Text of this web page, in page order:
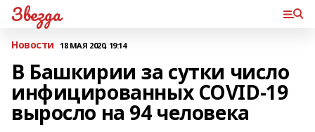
Звезда
Новости 18 МАЯ 2020, 19:14
В Башкирии за сутки число
инфицированных COVID-19
выросло на 94 человека